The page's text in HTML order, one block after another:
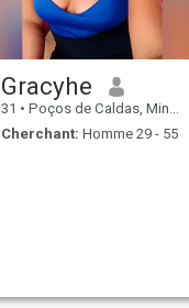
Gracyhe
31 • Poços de Caldas, Minas Gerais, Brésil
Cherchant: Homme 29 - 55